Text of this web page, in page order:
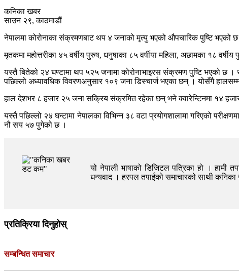
कनिका खबर
साउन २९, काठमाडौं
नेपालमा कोरोनाका संक्रमणबाट थप ४ जनाको मृत्यु भएको औपचारिक पुष्टि भएको
मृतकमा महोत्तरीका ४५ वर्षीय पुरुष, धनुषाका ८५ वर्षीया महिला, अछामका १८
यस्तै बितेको २४ घण्टामा थप ५२५ जनामा कोरोनाभाइरस संक्रमण पुष्टि भएको
पछिल्लो अध्यावधिक विवरणअनुसार १०९ जना डिस्चार्ज भएका छन् । योसँगै
हाल देशभर ८ हजार २५ जना सक्रिय संक्रमित रहेका छन् भने क्वारेन्टिनमा १४
यस्तै पछिल्लो २४ घन्टामा नेपालका विभिन्न ३८ वटा प्रयोगशालामा गरिएको
नौ सय ५७ पुगेको छ ।
यो नेपाली भाषाको डिजिटल पत्रिका हो । हामी
धन्यवाद । हरपल तपाईंको समाचारको साथी
प्रतिक्रिया दिनुहोस्
सम्बन्धित समाचार